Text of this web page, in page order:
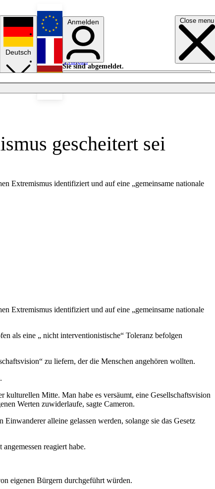
Close menu
Deutsch
English
Français
Anmelden
Sie sind abgemeldet.
Anmelden
Licht aus
gescheitert sei
Extremismus identifiziert und auf eine „gemeinsame nationale
Extremismus identifiziert und auf eine „gemeinsame nationale
als eine „ nicht interventionistische“ Toleranz befolgen
zu liefern, der die Menschen angehören wollten.
Mitte. Man habe es versäumt, eine Gesellschaftsvision
Werten zuwiderlaufe, sagte Cameron.
alleine gelassen werden, solange sie das Gesetz
reagiert habe.
eigenen Bürgern durchgeführt würden.